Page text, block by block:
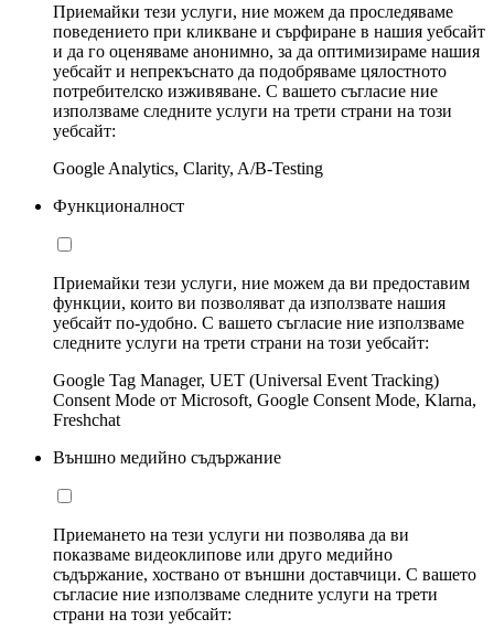
Приемайки тези услуги, ние можем да проследяваме
поведението при кликване и сърфиране в нашия уебсайт
и да го оценяваме анонимно, за да оптимизираме нашия
уебсайт и непрекъснато да подобряваме цялостното
потребителско изживяване. С вашето съгласие ние
използваме следните услуги на трети страни на този
уебсайт:
Google Analytics, Clarity, A/B-Testing
Функционалност
Приемайки тези услуги, ние можем да ви предоставим
функции, които ви позволяват да използвате нашия
уебсайт по-удобно. С вашето съгласие ние използваме
следните услуги на трети страни на този уебсайт:
Google Tag Manager, UET (Universal Event Tracking)
Consent Mode от Microsoft, Google Consent Mode, Klarna,
Freshchat
Външно медийно съдържание
Приемането на тези услуги ни позволява да ви
показваме видеоклипове или друго медийно
съдържание, хоствано от външни доставчици. С вашето
съгласие ние използваме следните услуги на трети
страни на този уебсайт: